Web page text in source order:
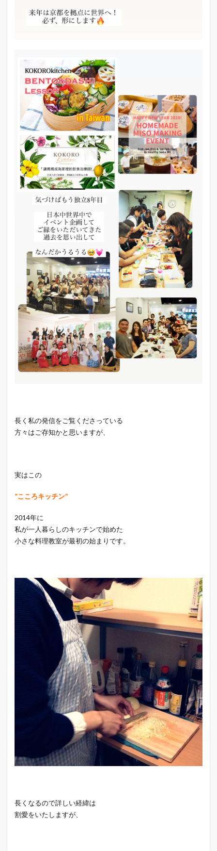
長く私の発信をご覧くださっている
方々はご存知かと思いますが、
実はこの
”こころキッチン”
2014年に
私が一人暮らしのキッチンで始めた
小さな料理教室が最初の始まりです。
長くなるので詳しい経緯は
割愛をいたしますが、